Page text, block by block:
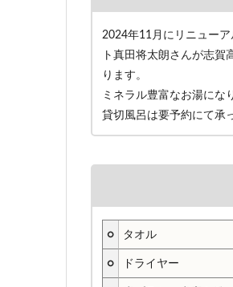
2024年11月にリニュー
ト真田将太朗さんが志
ります。
ミネラル豊富なお湯にな
貸切風呂は要予約にて承
○ タオル
○ ドライヤー